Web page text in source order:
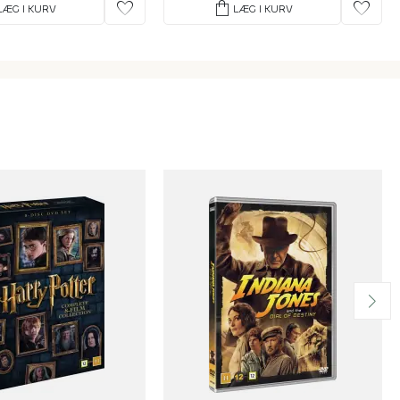
I KURV favorite shopping_bag LÆG I KURV favorite